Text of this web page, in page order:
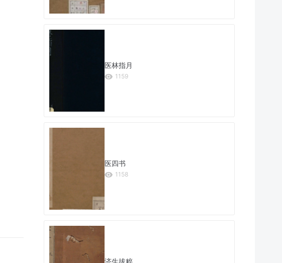
医林指月
1159
医四书
1158
济生拔粹